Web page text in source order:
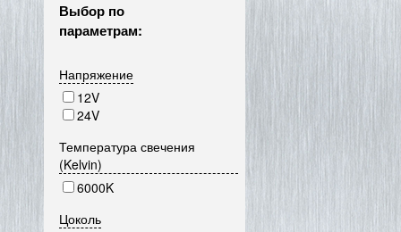
Выбор по
параметрам:
Напряжение
12V
24V
Температура свечения
(Kelvin)
6000K
Цоколь